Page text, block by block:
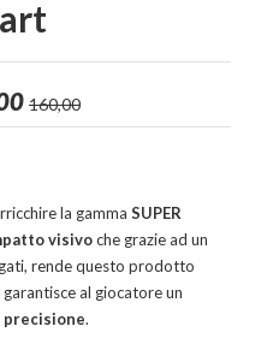
160,00
la gamma SUPER
visivoche grazie ad un
rende questo prodotto
al giocatore un
precisione.